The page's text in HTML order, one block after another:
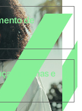
de
internas e